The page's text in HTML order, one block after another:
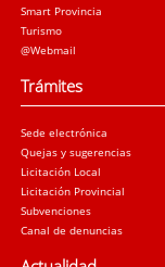
Smart Provincia
Turismo
@Webmail
Trámites
Sede electrónica
Quejas y sugerencias
Licitación Local
Licitación Provincial
Subvenciones
Canal de denuncias